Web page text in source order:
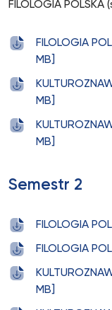
FILOLOGIA
FILOLOGIA
MB]
MB]
MB]
Semestr 2
FILOLOGIA
FILOLOGIA
MB]